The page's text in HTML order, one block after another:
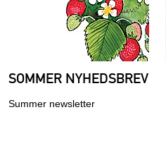
SOMMER NYHEDSBREV
Summer newsletter